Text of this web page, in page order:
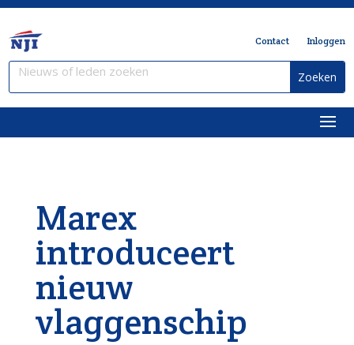
Contact Inloggen
Marex
introduceert
nieuw
vlaggenschip